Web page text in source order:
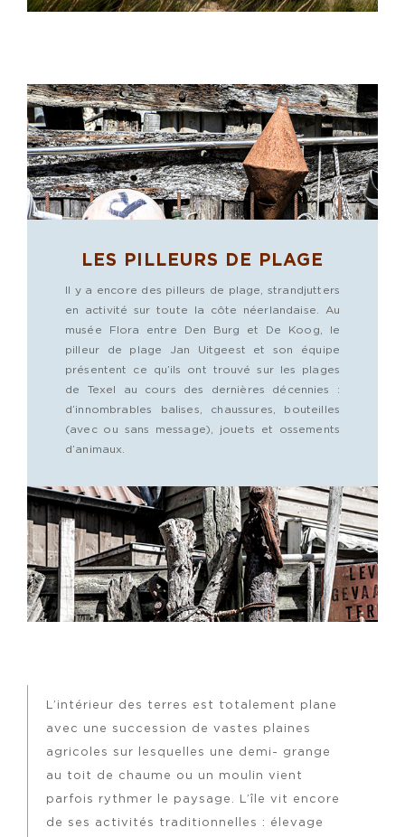
LES PILLEURS DE PLAGE
Il y a encore des pilleurs de plage, strandjutters
en activité sur toute la côte néerlandaise. Au
musée Flora entre Den Burg et De Koog, le
pilleur de plage Jan Uitgeest et son équipe
présentent ce qu’ils ont trouvé sur les plages
de Texel au cours des dernières décennies :
d’innombrables balises, chaussures, bouteilles
(avec ou sans message), jouets et ossements
d’animaux.
L’intérieur des terres est totalement plane
avec une succession de vastes plaines
agricoles sur lesquelles une demi- grange
au toit de chaume ou un moulin vient
parfois rythmer le paysage. L’île vit encore
de ses activités traditionnelles : élevage